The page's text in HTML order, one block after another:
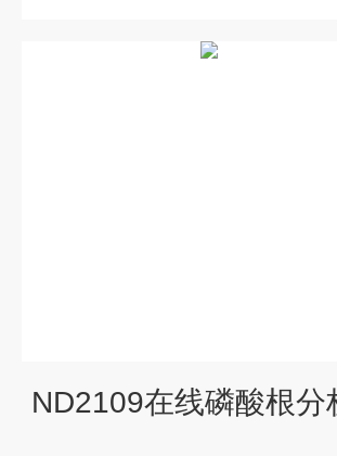
ND2109在线磷酸根分